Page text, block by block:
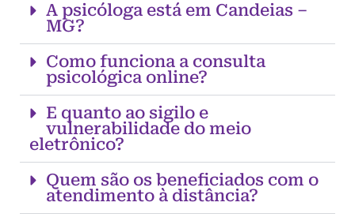
A psicóloga está em Candeias –
MG?
Como funciona a consulta
psicológica online?
E quanto ao sigilo e
vulnerabilidade do meio
eletrônico?
Quem são os beneficiados com o
atendimento à distância?